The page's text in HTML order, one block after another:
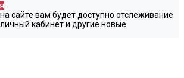
сайте вам будет доступно отслеживание
кабинет и другие новые